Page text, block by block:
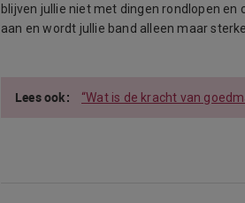
blijven jullie niet met dingen rondlopen en
aan en wordt jullie band alleen maar
“Wat is de kracht van